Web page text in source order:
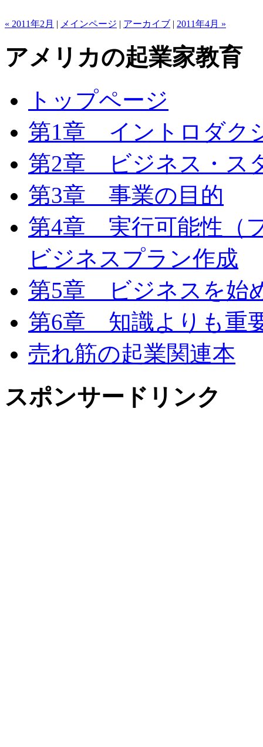
« 2011年2月 | メインページ | アーカイブ | 2011年4月 »
アメリカの起業家教育
トップページ
第1章 イントロダク
第2章 ビジネス・ス
第3章 事業の目的
第4章 実行可能性（
ビジネスプラン作成
第5章 ビジネスを始
第6章 知識よりも重
売れ筋の起業関連本
スポンサードリンク